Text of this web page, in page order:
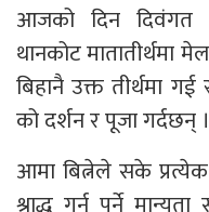
आजको दिन दिवंगत
थानकोट मातातीर्थमा
बिहानै उक्त तीर्थमा
को दर्शन र पूजा गर्दछन् ।
आमा बित्नेले सके